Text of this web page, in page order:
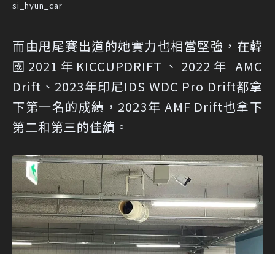
si_hyun_car
而由甩尾賽出道的她實力也相當堅強，在韓
國2021年KICCUPDRIFT、2022年 AMC
Drift、2023年印尼IDS WDC Pro Drift都拿
下第一名的成績，2023年 AMF Drift也拿下
第二和第三的佳績。